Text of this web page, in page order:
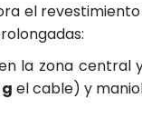
el
la zona central
g el cable) y